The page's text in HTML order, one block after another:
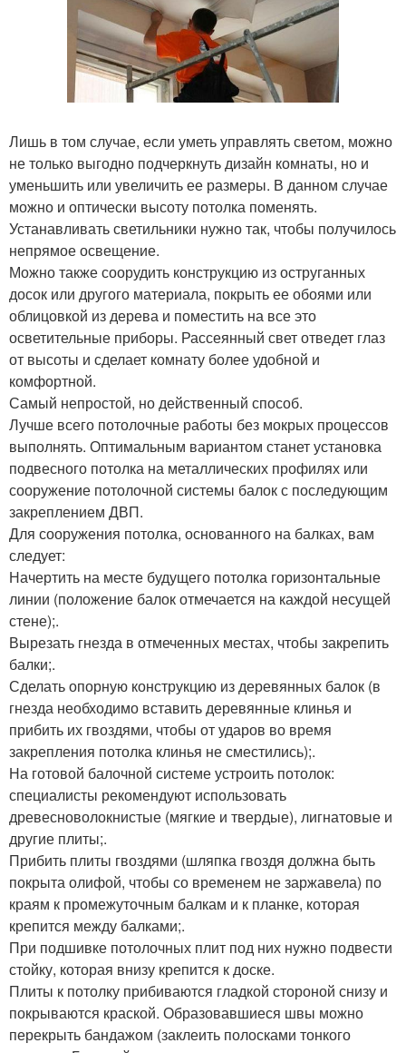
Лишь в том случае, если уметь управлять светом, можно
не только выгодно подчеркнуть дизайн комнаты, но и
уменьшить или увеличить ее размеры. В данном случае
можно и оптически высоту потолка поменять.
Устанавливать светильники нужно так, чтобы получилось
непрямое освещение.
Можно также соорудить конструкцию из оструганных
досок или другого материала, покрыть ее обоями или
облицовкой из дерева и поместить на все это
осветительные приборы. Рассеянный свет отведет глаз
от высоты и сделает комнату более удобной и
комфортной.
Самый непростой, но действенный способ.
Лучше всего потолочные работы без мокрых процессов
выполнять. Оптимальным вариантом станет установка
подвесного потолка на металлических профилях или
сооружение потолочной системы балок с последующим
закреплением ДВП.
Для сооружения потолка, основанного на балках, вам
следует:
Начертить на месте будущего потолка горизонтальные
линии (положение балок отмечается на каждой несущей
стене);.
Вырезать гнезда в отмеченных местах, чтобы закрепить
балки;.
Сделать опорную конструкцию из деревянных балок (в
гнезда необходимо вставить деревянные клинья и
прибить их гвоздями, чтобы от ударов во время
закрепления потолка клинья не сместились);.
На готовой балочной системе устроить потолок:
специалисты рекомендуют использовать
древесноволокнистые (мягкие и твердые), лигнатовые и
другие плиты;.
Прибить плиты гвоздями (шляпка гвоздя должна быть
покрыта олифой, чтобы со временем не заржавела) по
краям к промежуточным балкам и к планке, которая
крепится между балками;.
При подшивке потолочных плит под них нужно подвести
стойку, которая внизу крепится к доске.
Плиты к потолку прибиваются гладкой стороной снизу и
покрываются краской. Образовавшиеся швы можно
перекрыть бандажом (заклеить полосками тонкого